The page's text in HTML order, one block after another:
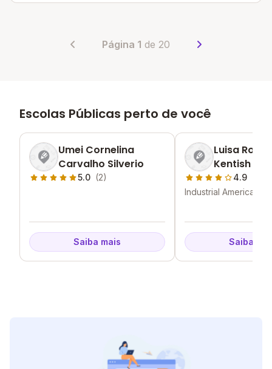
Página 1 de 20
Escolas Públicas perto de você
Umei Cornelina
Carvalho Silverio
5.0 (2)
Saiba mais
Luisa
Kentish
4.9
Industrial Americano
Saiba